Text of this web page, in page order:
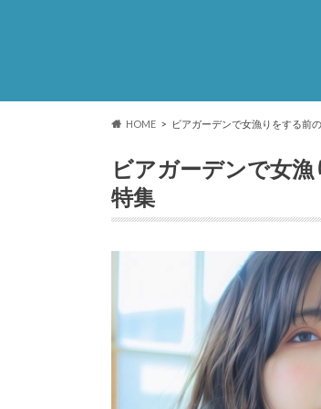
HOME ビアガーデンで女漁りをする前
ビアガーデンで女
特集